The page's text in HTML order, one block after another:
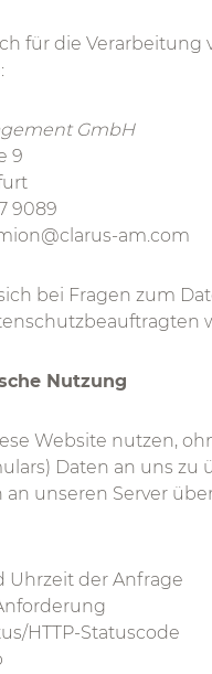
für die Verarbeitung
GmbH
9
9089
am.com
bei Fragen zum
Nutzung
Website nutzen,
Daten an uns
unseren Server
Uhrzeit der Anfrage
HTTP-Statuscode